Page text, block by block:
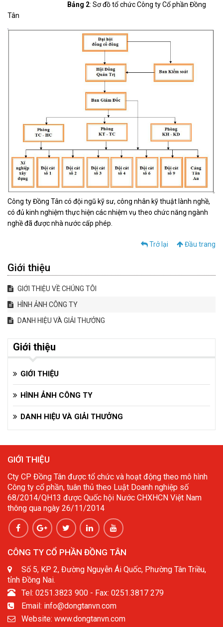
Bảng 2: Sơ đồ tổ chức Công ty Cổ phần Đồng
Tân
Công ty Đồng Tân có đội ngũ kỹ sư, công nhân kỹ thuật lành nghề,
có đủ kinh nghiệm thực hiện các nhiệm vụ theo chức năng ngành
nghề đã được nhà nước cấp phép.
Trở lại Đầu trang
Giới thiệu
GIỚI THIỆU VỀ CHÚNG TÔI
HÌNH ẢNH CÔNG TY
DANH HIỆU VÀ GIẢI THƯỞNG
Giới thiệu
GIỚI THIỆU
HÌNH ẢNH CÔNG TY
DANH HIỆU VÀ GIẢI THƯỞNG
GIỚI THIỆU
Cty CP Đồng Tân được tổ chức và hoạt động theo mô hình
Công ty cổ phần, tuân thủ theo Luật Doanh nghiệp số
68/2014/QH13 được Quốc hội Nước CHXHCN Việt Nam
thông qua ngày 26/11/2014
CÔNG TY CỔ PHẦN ĐỒNG TÂN
Số 5, KP 2, Đường Nguyễn Ái Quốc, Phường Tân Triều,
tỉnh Đồng Nai.
Tel: 0251.3823 900 - Fax: 0251.3817 279
Email: info@dongtanvn.com
Website: www.dongtanvn.com